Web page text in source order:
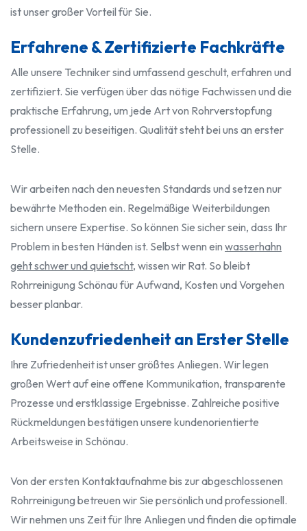
ist unser großer Vorteil für Sie.
Erfahrene & Zertifizierte Fachkräfte
Alle unsere Techniker sind umfassend geschult, erfahren und
zertifiziert. Sie verfügen über das nötige Fachwissen und die
praktische Erfahrung, um jede Art von Rohrverstopfung
professionell zu beseitigen. Qualität steht bei uns an erster
Stelle.
Wir arbeiten nach den neuesten Standards und setzen nur
bewährte Methoden ein. Regelmäßige Weiterbildungen
sichern unsere Expertise. So können Sie sicher sein, dass Ihr
Problem in besten Händen ist. Selbst wenn ein wasserhahn
geht schwer und quietscht, wissen wir Rat. So bleibt
Rohrreinigung Schönau für Aufwand, Kosten und Vorgehen
besser planbar.
Kundenzufriedenheit an Erster Stelle
Ihre Zufriedenheit ist unser größtes Anliegen. Wir legen
großen Wert auf eine offene Kommunikation, transparente
Prozesse und erstklassige Ergebnisse. Zahlreiche positive
Rückmeldungen bestätigen unsere kundenorientierte
Arbeitsweise in Schönau.
Von der ersten Kontaktaufnahme bis zur abgeschlossenen
Rohrreinigung betreuen wir Sie persönlich und professionell.
Wir nehmen uns Zeit für Ihre Anliegen und finden die optimale